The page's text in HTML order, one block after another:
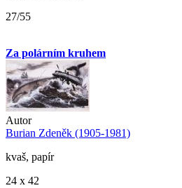
27/55
Za polárním kruhem
Autor
Burian Zdeněk (1905-1981)
kvaš, papír
24 x 42